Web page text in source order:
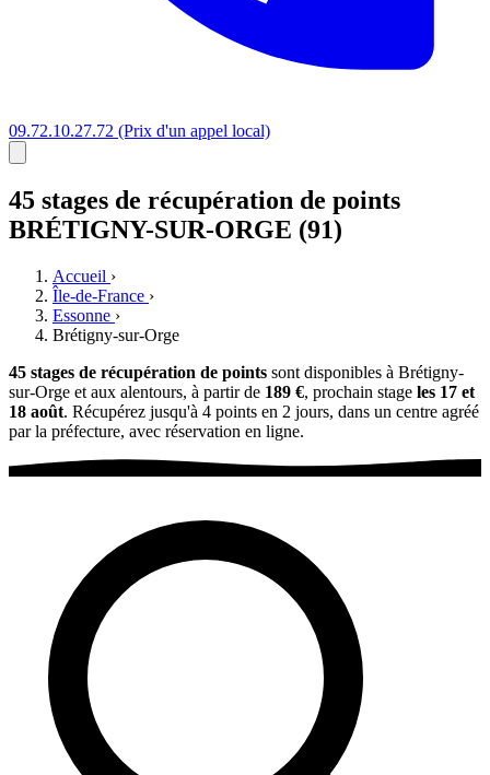
09.72.10.27.72 (Prix d'un appel local)
45 stages de récupération de points
BRÉTIGNY-SUR-ORGE (91)
Accueil ›
Île-de-France ›
Essonne ›
Brétigny-sur-Orge
45 stages de récupération de points sont disponibles à Brétigny-
sur-Orge et aux alentours, à partir de 189 €, prochain stage les 17 et
18 août. Récupérez jusqu'à 4 points en 2 jours, dans un centre agréé
par la préfecture, avec réservation en ligne.